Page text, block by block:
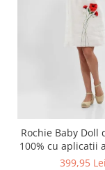
Rochie Baby Doll
100% cu aplicatii
maci rosii
399,95 Lei